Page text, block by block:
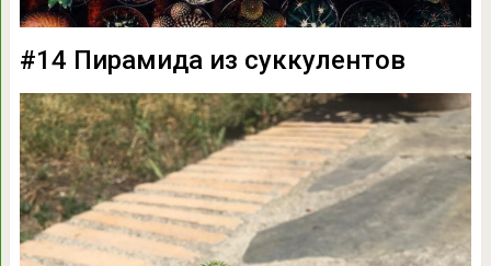
#14 Пирамида из суккулентов